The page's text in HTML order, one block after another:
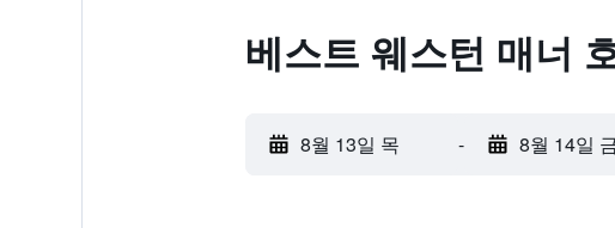
베스트 웨스턴 매너
8월 13일 목 - 8월 14일